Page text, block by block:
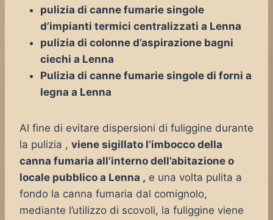
pulizia di canne fumarie singole
d’impianti termici centralizzati a Lenna
pulizia di colonne d’aspirazione bagni
ciechi a Lenna
Pulizia di canne fumarie singole di forni a
legna a Lenna
Al fine di evitare dispersioni di fuliggine durante
la pulizia , viene sigillato l’imbocco della
canna fumaria all’interno dell’abitazione o
locale pubblico a Lenna , e una volta pulita a
fondo la canna fumaria dal comignolo,
mediante l’utilizzo di scovoli, la fuliggine viene